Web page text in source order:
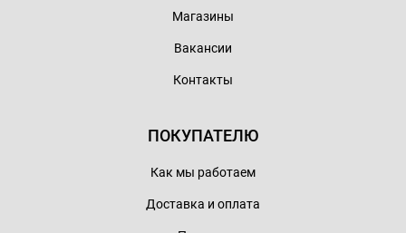
Магазины
Вакансии
Контакты
ПОКУПАТЕЛЮ
Как мы работаем
Доставка и оплата